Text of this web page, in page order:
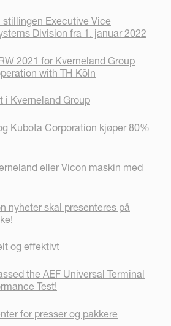
stillingen Executive Vice
Division fra 1. januar 2022
2021 for Kverneland Group
with TH Köln
i Kverneland Group
Kubota Corporation kjøper 80%
eller Vicon maskin med
nyheter skal presenteres på
og effektivt
the AEF Universal Terminal
Test!
for presser og pakkere